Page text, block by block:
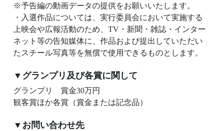
※予告編の動画データの提供をお願いいたします。
・入選作品については、実行委員会において実施する
上映会や広報活動のため、TV・新聞・雑誌・インター
ネット等の告知媒体に、作品および提出していただい
たスチール写真等を無償で使用できるものとします。
▼グランプリ及び各賞に関して
グランプリ 賞金30万円
観客賞ほか各賞（賞金または記念品）
▼お問い合わせ先